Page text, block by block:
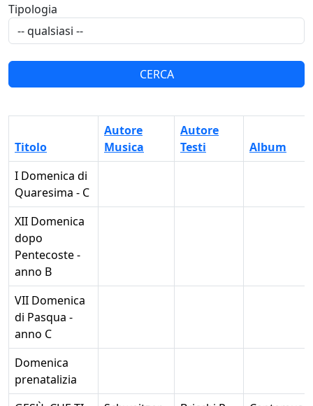
Tipologia
Titolo
Autore
Musica
Autore
Testi
Album
I Domenica di
Quaresima - C
XII Domenica
dopo
Pentecoste -
anno B
VII Domenica
di Pasqua -
anno C
Domenica
prenatalizia